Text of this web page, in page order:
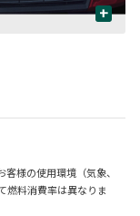
+
様の使用環境（気象、
燃料消費率は異なりま